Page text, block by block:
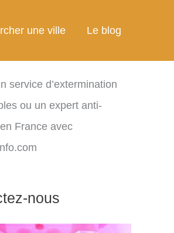
une ville Le blog
service d’extermination
ou un expert anti-
France avec
nous